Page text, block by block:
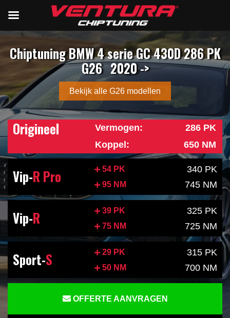
Chiptuning BMW 4 serie GC 430D 286 PK
G26 2020 ->
Bekijk alle G26 modellen
Origineel Vermogen:
286 PK
Koppel:
650 NM
Vip-R Pro 54 PK 340 PK
95 NM 745 NM
Vip-R 39 PK 325 PK
75 NM 725 NM
Sport-S 29 PK 315 PK
50 NM 700 NM
OFFERTE AANVRAGEN